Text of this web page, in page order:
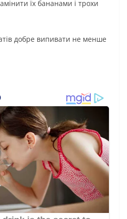
їх бананами і трохи
добре випивати не менше